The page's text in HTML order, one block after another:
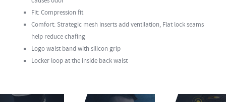
Fit: Compression fit
Comfort: Strategic mesh inserts add ventilation, Flat lock seams
help reduce chafing
Logo waist band with silicon grip
Locker loop at the inside back waist